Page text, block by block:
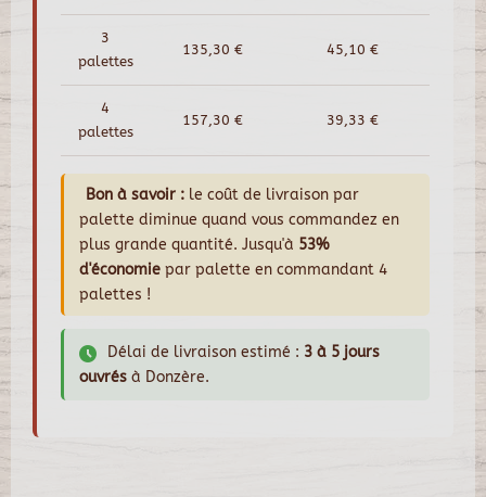
3
palettes
135,30 € 45,10 €
4
palettes
157,30 € 39,33 €
Bon à savoir : le coût de livraison par
palette diminue quand vous commandez en
plus grande quantité. Jusqu'à 53%
d'économie par palette en commandant 4
palettes !
Délai de livraison estimé : 3 à 5 jours
ouvrés à Donzère.